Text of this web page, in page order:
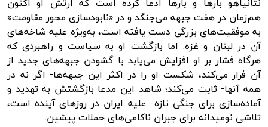
هم‌زمان در هفت جبهه می‌جنگد و در «نابودسازی محور مقاومت»
به موفقیت‌های بزرگی دست یافته است، به‌ویژه علیه شاخه‌های
آن در لبنان و غزه. اما بازگشت او به سیاست و راهبردی که
هرگاه فشار بر او افزایش می‌یابد با گشودن جبهه‌های جدید از
آن فرار می‌کند، شکست او را در اکثر این جبهه‌ها- اگر نه در
همه آنها- ثابت می‌کند؛ شاهد این مدعا بازگشتش به تهدید و
آماده‌سازی برای جنگی تازه‌ علیه ایران در روزهای آینده است،
تلاشی نومیدانه برای جبران ناکامی‌های حملات پیشین.